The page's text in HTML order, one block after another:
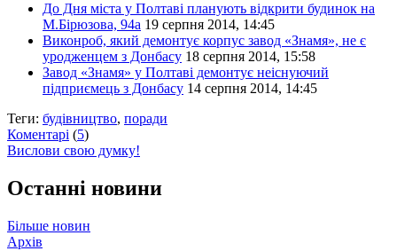
До Дня міста у Полтаві планують відкрити будинок на
М.Бірюзова, 94а 19 серпня 2014, 14:45
Виконроб, який демонтує корпус завод «Знамя», не є
уродженцем з Донбасу 18 серпня 2014, 15:58
Завод «Знамя» у Полтаві демонтує неіснуючий
підприємець з Донбасу 14 серпня 2014, 14:45
Теги: будівництво, поради
Коментарі (5)
Вислови свою думку!
Останні новини
Більше новин
Архів